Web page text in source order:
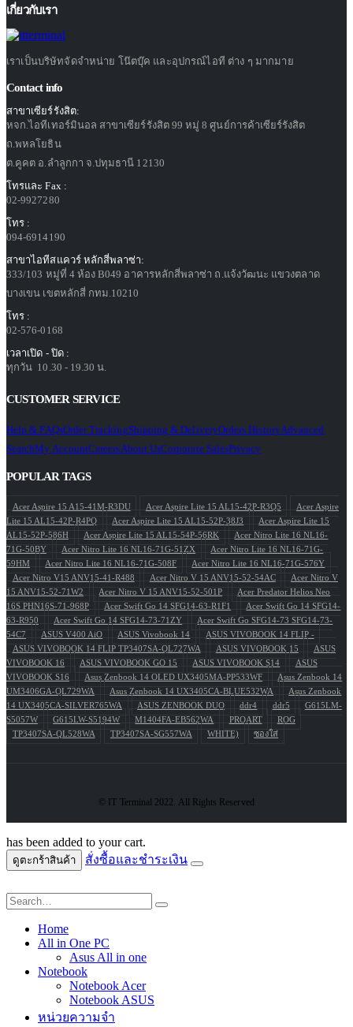
เกี่ยวกับเรา
เราเป็นบริษัทจัดจำหน่าย โน๊ตบุ๊ค และอุปกรณ์ไอที ต่าง ๆ มากมาย
Contact info
สาขาเซียร์รังสิต:
หจก.ไอทีเทอร์มินอล สาขาเซียร์รังสิต 99 หมู่ 8 ศูนย์การค้าเซียร์รังสิต
ถ.พหลโยธิน
ต.คูคต อ.ลำลูกกา จ.ปทุมธานี 12130
โทรและ Fax :
02-9927280
โทร :
094-6914190
สาขาไอทีสแควร์ หลักสี่พลาซ่า:
333/103 หมู่ที่ 4 ห้อง B049 อาคารหลักสี่พลาซ่า ถ.แจ้งวัฒนะ แขวงตลาด
บางเขน เขตหลักสี่ กทม.10210
โทร :
02-576-0168
เวลาเปิด - ปิด :
ทุกวัน 10.30 - 19.30 น.
CUSTOMER SERVICE
Help & FAQsOrder TrackingShipping & DeliveryOrders HistoryAdvanced
SearchMy AccountCareersAbout UsCorporate SalesPrivacy
POPULAR TAGS
Acer Aspire 15 A15-41M-R3DU Acer Aspire Lite 15 AL15-42P-R3Q5
Acer Aspire
Lite 15 AL15-42P-R4PQ
Acer Aspire Lite 15 AL15-52P-38J3
Acer Aspire Lite 15
AL15-52P-586H
Acer Aspire Lite 15 AL15-54P-56RK
Acer Nitro Lite 16 NL16-
71G-50BY
Acer Nitro Lite 16 NL16-71G-51ZX
Acer Nitro Lite 16 NL16-71G-
59HM
Acer Nitro Lite 16 NL16-71G-508F
Acer Nitro Lite 16 NL16-71G-576Y
Acer Nitro V15 ANV15-41-R488
Acer Nitro V 15 ANV15-52-54AC
Acer Nitro V
15 ANV15-52-71W2
Acer Nitro V 15 ANV15-52-501P
Acer Predator Helios Neo
16S PHN16S-71-968P
Acer Swift Go 14 SFG14-63-R1F1
Acer Swift Go 14 SFG14-
63-R950
Acer Swift Go 14 SFG14-73-71ZY
Acer Swift Go SFG14-73 SFG14-73-
54C7
ASUS V400 AiO ASUS Vivobook 14
ASUS VIVOBOOK 14 FLIP -
ASUS VIVOBOOK 14 FLIP TP3407SA-QL727WA
ASUS VIVOBOOK 15
ASUS
VIVOBOOK 16
ASUS VIVOBOOK GO 15 ASUS VIVOBOOK S14
ASUS
VIVOBOOK S16
Asus Zenbook 14 OLED UX3405MA-PP533WF
Asus Zenbook 14
UM3406GA-QL729WA
Asus Zenbook 14 UX3405CA-BLUE532WA
Asus Zenbook
14 UX3405CA-SILVER765WA
ASUS ZENBOOK DUO ddr4 ddr5
G615LM-
S5057W
G615LW-S5194W M1404FA-EB562WA PROART
ROG
TP3407SA-QL528WA
TP3407SA-SG557WA WHITE) ซองใส่
© IT Terminal 2022. All Rights Reserved
has been added to your cart.
ดูตะกร้าสินค้า สั่งซื้อและชำระเงิน
Home
All in One PC
Asus All in one
Notebook
Notebook Acer
Notebook ASUS
หน่วยความจำ